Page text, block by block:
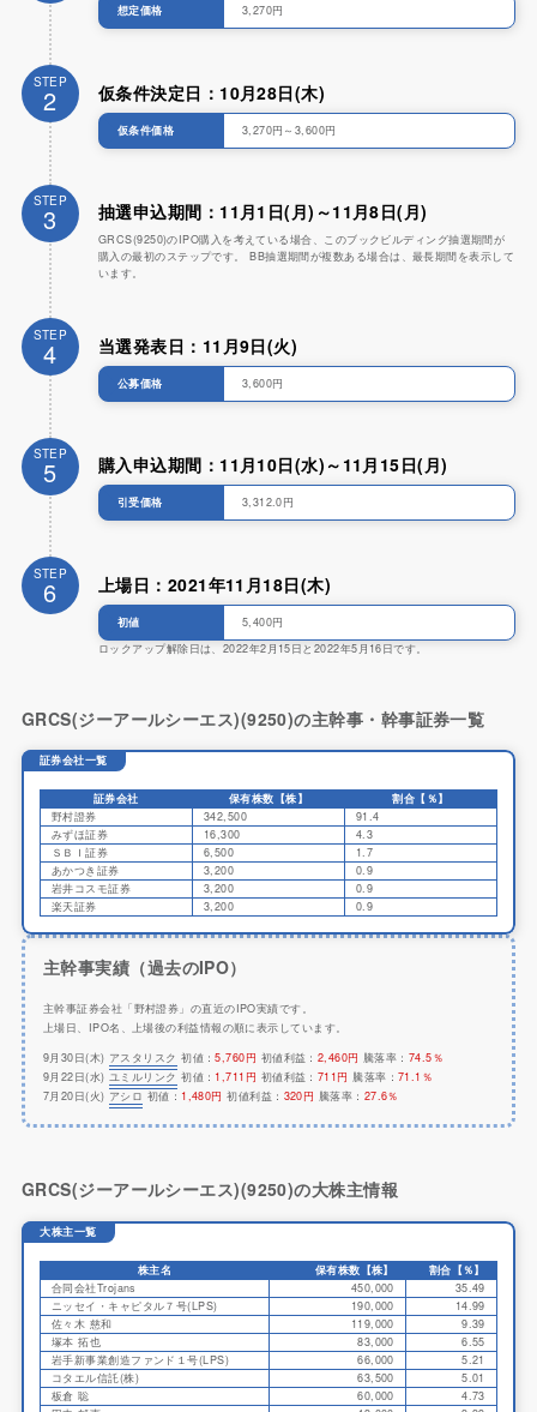
想定価格 3,270円
STEP
2 仮条件決定日：10月28日(木)
仮条件価格 3,270円～3,600円
STEP
3 抽選申込期間：11月1日(月)～11月8日(月)
GRCS(9250)のIPO購入を考えている場合、このブックビルディング抽選期間が
購入の最初のステップです。 BB抽選期間が複数ある場合は、最長期間を表示して
います。
STEP
4 当選発表日：11月9日(火)
公募価格 3,600円
STEP
5 購入申込期間：11月10日(水)～11月15日(月)
引受価格 3,312.0円
STEP
6 上場日：2021年11月18日(木)
初値
5,400円
ロックアップ解除日は、2022年2月15日と2022年5月16日です。
GRCS(ジーアールシーエス)(9250)の主幹事・幹事証券一覧
証券会社一覧
証券会社 保有株数【株】
割合【％】
野村證券
342,500
91.4
みずほ証券
16,300
4.3
ＳＢＩ証券
6,500
1.7
あかつき証券
3,200
0.9
岩井コスモ証券
3,200
0.9
楽天証券
3,200 0.9
主幹事実績（過去のIPO）
主幹事証券会社「野村證券」の直近のIPO実績です。
上場日、IPO名、上場後の利益情報の順に表示しています。
9月30日(木) アスタリスク 初値：5,760円 初値利益： 2,460円 騰落率： 74.5％
9月22日(水) ユミルリンク 初値： 1,711円 初値利益： 711円 騰落率： 71.1％
7月20日(火) アシロ 初値： 1,480円 初値利益： 320円 騰落率： 27.6％
GRCS(ジーアールシーエス)(9250)の大株主情報
大株主一覧
株主名 保有株数【株】
割合【％】
合同会社Trojans
450,000
35.49
ニッセイ・キャピタル７号(LPS)
190,000
14.99
佐々木 慈和
119,000
9.39
塚本 拓也
83,000
6.55
岩手新事業創造ファンド１号(LPS)
66,000
5.21
コタエル信託(株)
63,500
5.01
板倉 聡
60,000
4.73